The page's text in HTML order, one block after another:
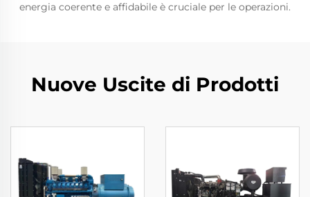
energia coerente e affidabile è cruciale per le operazioni.
Nuove Uscite di Prodotti